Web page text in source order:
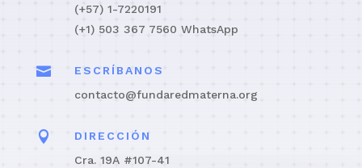
(+57) 1-7220191
(+1) 503 367 7560 WhatsApp

ESCRÍBANOS
contacto@fundaredmaterna.org

DIRECCIÓN
Cra. 19A #107-41